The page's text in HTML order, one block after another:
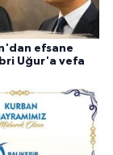
efsane
Uğur'a vefa